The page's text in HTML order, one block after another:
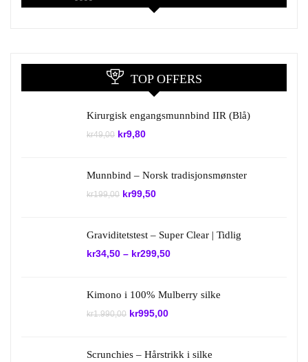
TOP OFFERS
Kirurgisk engangsmunnbind IIR (Blå)
kr49,00 Opprinnelig
kr9,80Nåværende
Munnbind – Norsk tradisjonsmønster
kr199,00 Opprinnelig
kr99,50Nåværende
Graviditetstest – Super Clear | Tidlig
kr34,50 – kr299,50
Kimono i 100% Mulberry silke
kr1.990,00 Opprinnelig
kr995,00Nåværende
Scrunchies – Hårstrikk i silke